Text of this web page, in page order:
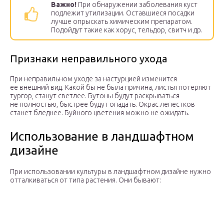
Важно! При обнаружении заболевания куст
подлежит утилизации. Оставшиеся посадки
лучше опрыскать химическим препаратом.
Подойдут такие как хорус, тельдор, свитч и др.
Признаки неправильного ухода
При неправильном уходе за настурцией изменится
ее внешний вид. Какой бы не была причина, листья потеряют
тургор, станут светлее. Бутоны будут раскрываться
не полностью, быстрее будут опадать. Окрас лепестков
станет бледнее. Буйного цветения можно не ожидать.
Использование в ландшафтном
дизайне
При использовании культуры в ландшафтном дизайне нужно
отталкиваться от типа растения. Они бывают: